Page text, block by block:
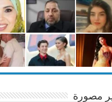
مصورة